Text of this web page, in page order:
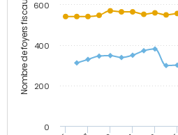
Nombre de foyers fiscaux
0
200
400
600